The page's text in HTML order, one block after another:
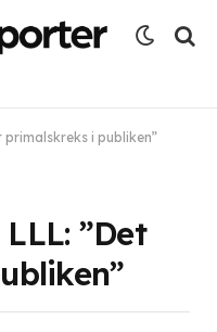
primalskreks i publiken”
”Det